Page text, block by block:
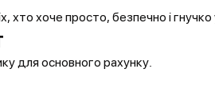
хто хоче просто, безпечно і
для основного рахунку.